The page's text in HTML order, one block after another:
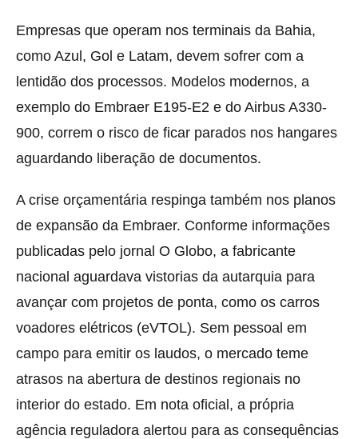
Empresas que operam nos terminais da Bahia,
como Azul, Gol e Latam, devem sofrer com a
lentidão dos processos. Modelos modernos, a
exemplo do Embraer E195-E2 e do Airbus A330-
900, correm o risco de ficar parados nos hangares
aguardando liberação de documentos.
A crise orçamentária respinga também nos planos
de expansão da Embraer. Conforme informações
publicadas pelo jornal O Globo, a fabricante
nacional aguardava vistorias da autarquia para
avançar com projetos de ponta, como os carros
voadores elétricos (eVTOL). Sem pessoal em
campo para emitir os laudos, o mercado teme
atrasos na abertura de destinos regionais no
interior do estado. Em nota oficial, a própria
agência reguladora alertou para as consequências